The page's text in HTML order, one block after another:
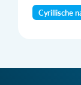
Cyrillische